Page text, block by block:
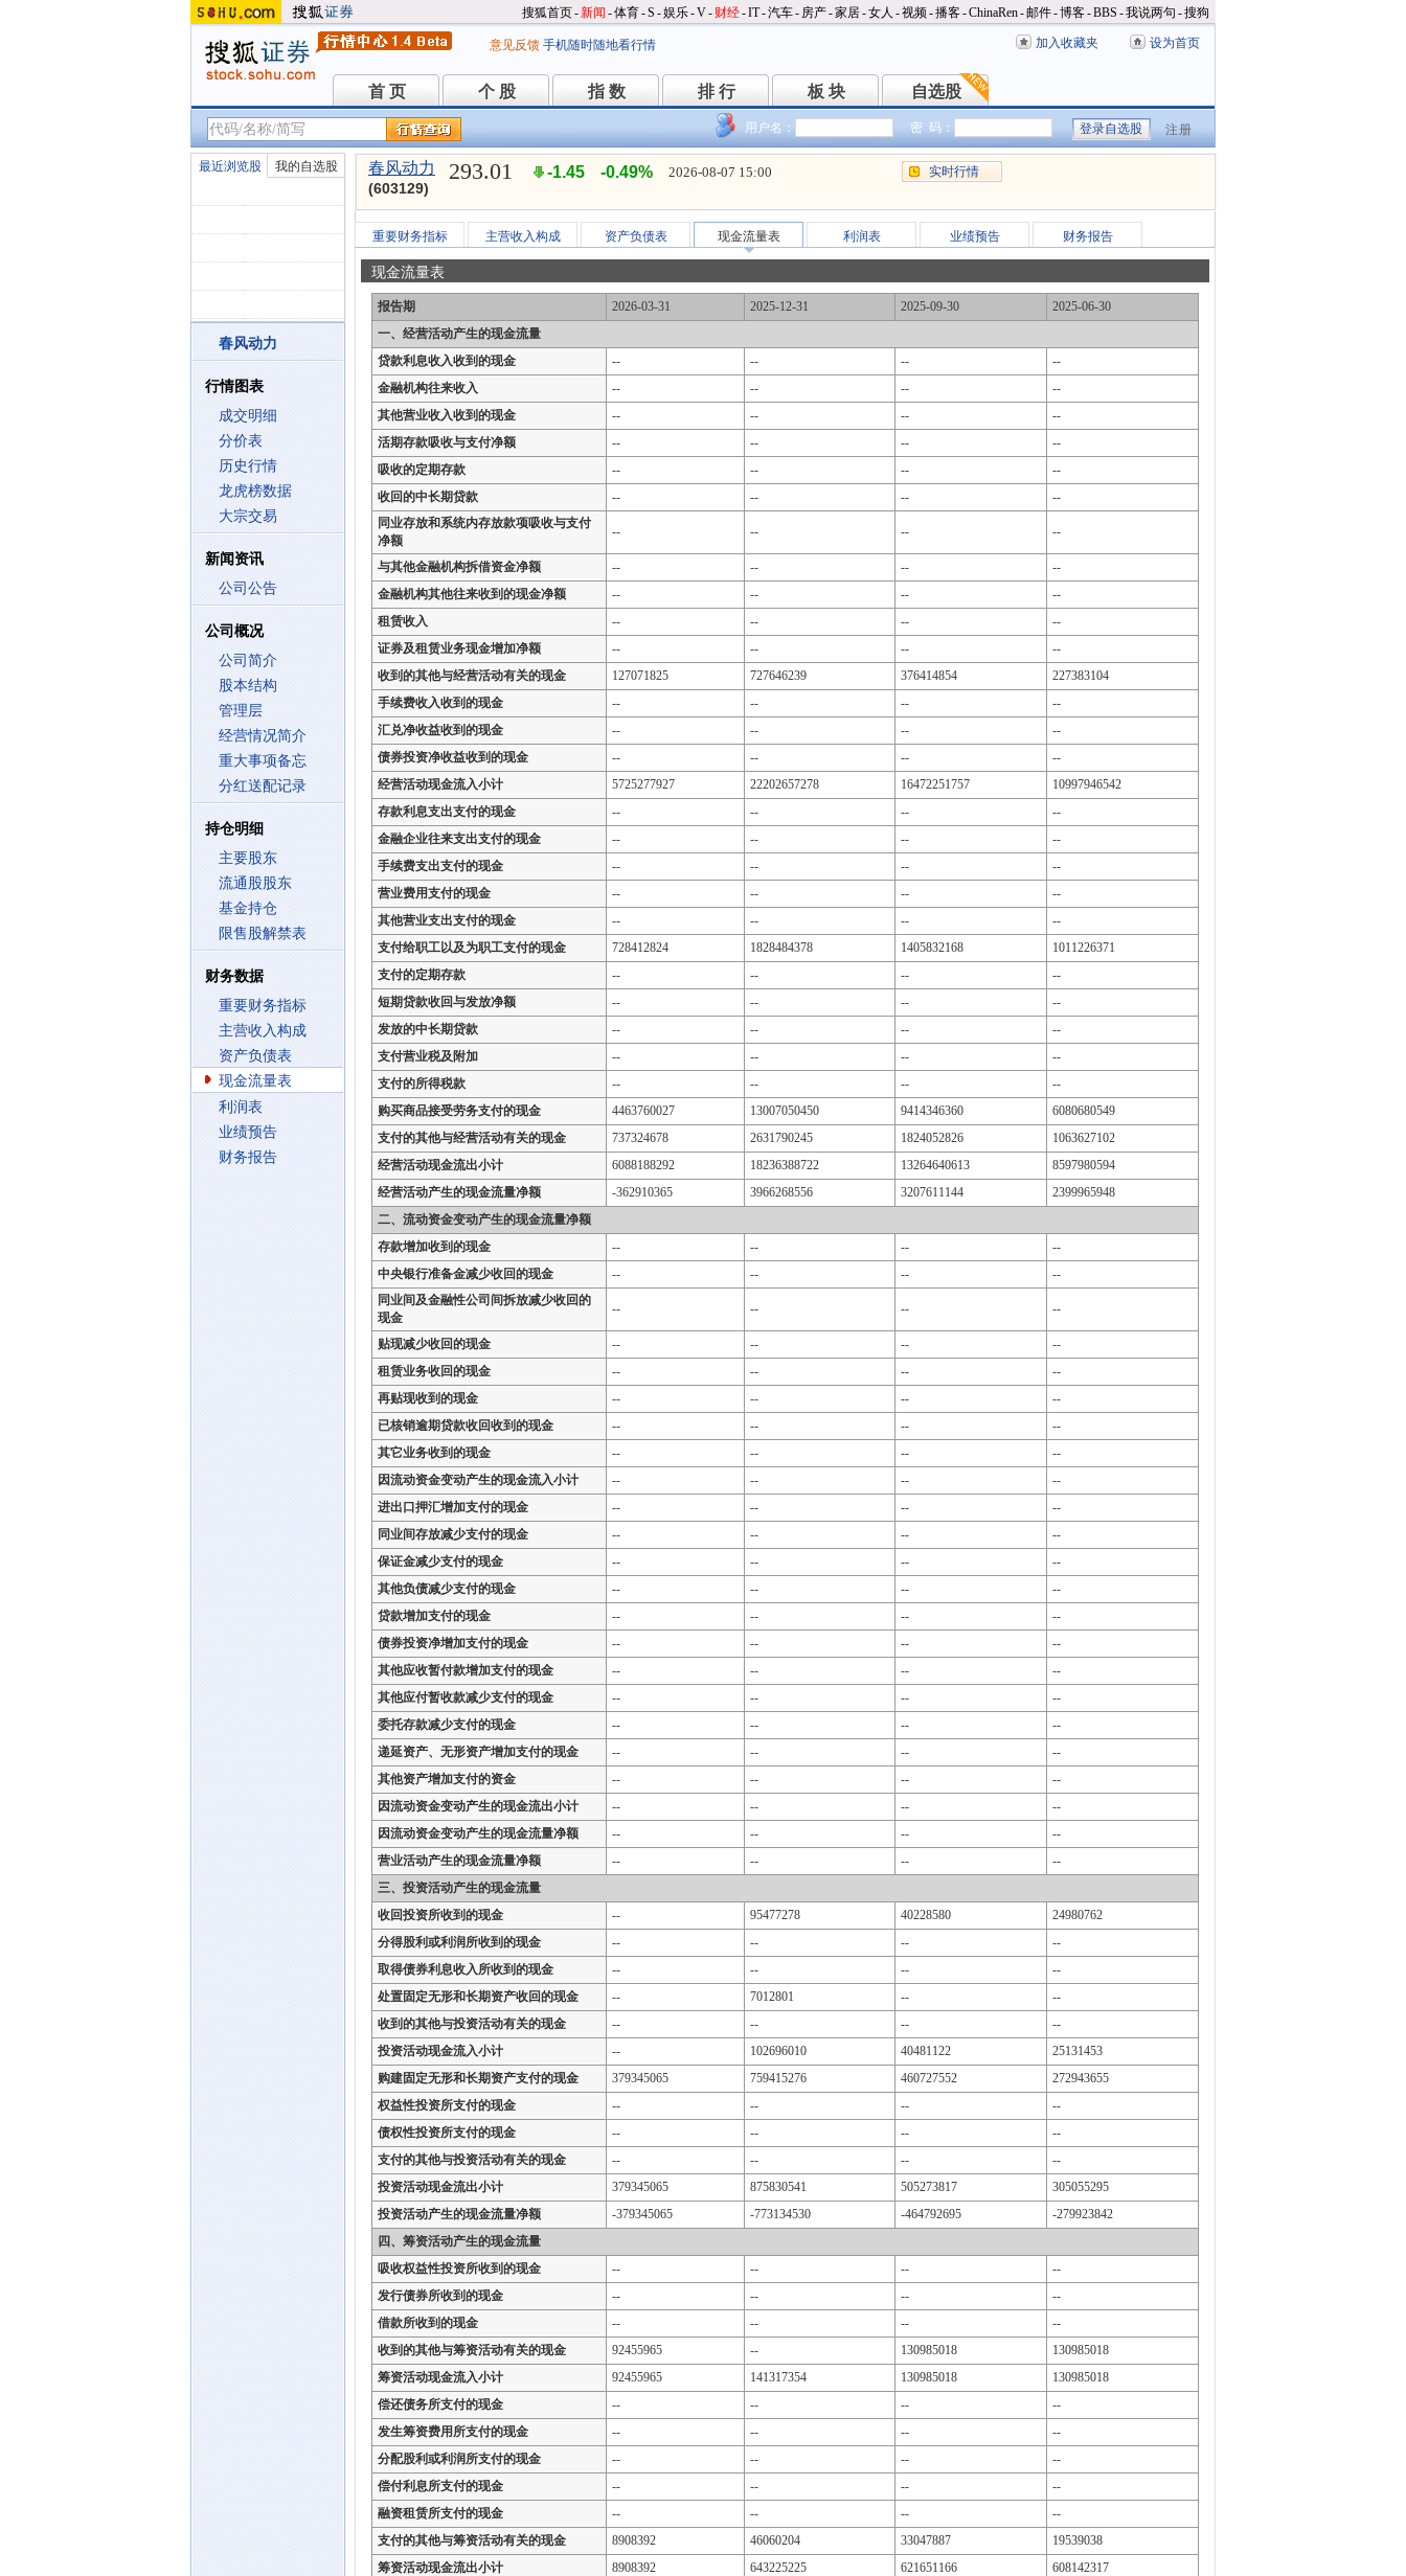
搜狐首页-新闻 -体育-S -娱乐-V- 财经-IT-汽车- 房产-家居-女人 -视频-播客-ChinaRen-邮件-博客-BBS -我说两句 -搜狗
意见反馈 手机随时随地看行情 加入收藏夹 设为首页
首 页
首 页 个 股
个 股 指 数
指 数 排 行
排 行 板 块
板 块 自选股
自选股
用户名： 密 码： 注册
最近浏览股 我的自选股
春风动力
行情图表
成交明细
分价表
历史行情
龙虎榜数据
大宗交易
新闻资讯
公司公告
公司概况
公司简介
股本结构
管理层
经营情况简介
重大事项备忘
分红送配记录
持仓明细
主要股东
流通股股东
基金持仓
限售股解禁表
财务数据
重要财务指标
主营收入构成
资产负债表
现金流量表
利润表
业绩预告
财务报告
春风动力
(603129)
293.01 -1.45 -0.49% 2026-08-07 15:00 实时行情
重要财务指标 主营收入构成 资产负债表 现金流量表 利润表 业绩预告 财务报告
现金流量表
报告期 2026-03-31 2025-12-31 2025-09-30
2025-06-30
一、经营活动产生的现金流量
贷款利息收入收到的现金
-- -- --
--
金融机构往来收入
-- -- --
--
其他营业收入收到的现金
-- -- --
--
活期存款吸收与支付净额
-- -- --
--
吸收的定期存款
-- -- --
--
收回的中长期贷款
-- -- --
--
同业存放和系统内存放款项吸收与支付
净额
-- -- -- --
与其他金融机构拆借资金净额 -- -- --
--
金融机构其他往来收到的现金净额
-- -- --
--
租赁收入
-- -- --
--
证券及租赁业务现金增加净额
-- -- --
--
收到的其他与经营活动有关的现金
127071825 727646239 376414854
227383104
手续费收入收到的现金
-- -- --
--
汇兑净收益收到的现金
-- -- --
--
债券投资净收益收到的现金
-- -- --
--
经营活动现金流入小计
5725277927 22202657278 16472251757
10997946542
存款利息支出支付的现金
-- -- --
--
金融企业往来支出支付的现金
-- -- --
--
手续费支出支付的现金
-- -- --
--
营业费用支付的现金
-- -- --
--
其他营业支出支付的现金
-- -- --
--
支付给职工以及为职工支付的现金
728412824 1828484378 1405832168
1011226371
支付的定期存款
-- -- --
--
短期贷款收回与发放净额
-- -- --
--
发放的中长期贷款
-- -- --
--
支付营业税及附加
-- -- --
--
支付的所得税款
-- -- --
--
购买商品接受劳务支付的现金
4463760027 13007050450 9414346360
6080680549
支付的其他与经营活动有关的现金
737324678 2631790245 1824052826
1063627102
经营活动现金流出小计
6088188292 18236388722 13264640613
8597980594
经营活动产生的现金流量净额
-362910365 3966268556 3207611144
2399965948
二、流动资金变动产生的现金流量净额
存款增加收到的现金
-- -- --
--
中央银行准备金减少收回的现金
-- -- --
--
同业间及金融性公司间拆放减少收回的
现金
-- -- -- --
贴现减少收回的现金 -- -- --
--
租赁业务收回的现金
-- -- --
--
再贴现收到的现金
-- -- --
--
已核销逾期贷款收回收到的现金
-- -- --
--
其它业务收到的现金
-- -- --
--
因流动资金变动产生的现金流入小计
-- -- --
--
进出口押汇增加支付的现金
-- -- --
--
同业间存放减少支付的现金
-- -- --
--
保证金减少支付的现金
-- -- --
--
其他负债减少支付的现金
-- -- --
--
贷款增加支付的现金
-- -- --
--
债券投资净增加支付的现金
-- -- --
--
其他应收暂付款增加支付的现金
-- -- --
--
其他应付暂收款减少支付的现金
-- -- --
--
委托存款减少支付的现金
-- -- --
--
递延资产、无形资产增加支付的现金
-- -- --
--
其他资产增加支付的资金
-- -- --
--
因流动资金变动产生的现金流出小计
-- -- --
--
因流动资金变动产生的现金流量净额
-- -- --
--
营业活动产生的现金流量净额
-- -- --
--
三、投资活动产生的现金流量
收回投资所收到的现金
-- 95477278 40228580
24980762
分得股利或利润所收到的现金
-- -- --
--
取得债券利息收入所收到的现金
-- -- --
--
处置固定无形和长期资产收回的现金
-- 7012801 --
--
收到的其他与投资活动有关的现金
-- -- --
--
投资活动现金流入小计
-- 102696010 40481122
25131453
购建固定无形和长期资产支付的现金
379345065 759415276 460727552
272943655
权益性投资所支付的现金
-- -- --
--
债权性投资所支付的现金
-- -- --
--
支付的其他与投资活动有关的现金
-- -- --
--
投资活动现金流出小计
379345065 875830541 505273817
305055295
投资活动产生的现金流量净额
-379345065 -773134530 -464792695
-279923842
四、筹资活动产生的现金流量
吸收权益性投资所收到的现金
-- -- --
--
发行债券所收到的现金
-- -- --
--
借款所收到的现金
-- -- --
--
收到的其他与筹资活动有关的现金
92455965 -- 130985018
130985018
筹资活动现金流入小计
92455965 141317354 130985018
130985018
偿还债务所支付的现金
-- -- --
--
发生筹资费用所支付的现金
-- -- --
--
分配股利或利润所支付的现金
-- -- --
--
偿付利息所支付的现金
-- -- --
--
融资租赁所支付的现金
-- -- --
--
支付的其他与筹资活动有关的现金
8908392 46060204 33047887
19539038
筹资活动现金流出小计
8908392 643225225 621651166
608142317